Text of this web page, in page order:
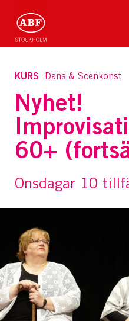
KURS Dans & Scenkonst
Nyhet!
60+
Onsdagar 10